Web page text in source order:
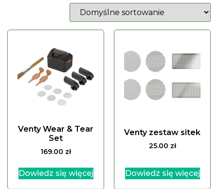
Venty Wear & Tear
Set
169.00 zł
Dowiedz się więcej
Venty zestaw sitek
25.00 zł
Dowiedz się więcej